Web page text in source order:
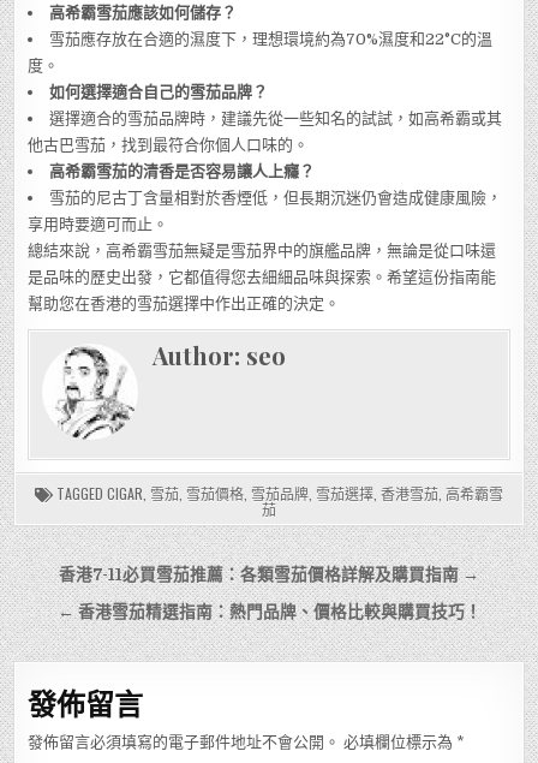
高希霸雪茄應該如何儲存？
雪茄應存放在合適的濕度下，理想環境約為70%濕度和22°C的溫
度。
如何選擇適合自己的雪茄品牌？
選擇適合的雪茄品牌時，建議先從一些知名的試試，如高希霸或其
他古巴雪茄，找到最符合你個人口味的。
高希霸雪茄的清香是否容易讓人上癮？
雪茄的尼古丁含量相對於香煙低，但長期沉迷仍會造成健康風險，
享用時要適可而止。
總結來說，高希霸雪茄無疑是雪茄界中的旗艦品牌，無論是從口味還
是品味的歷史出發，它都值得您去細細品味與探索。希望這份指南能
幫助您在香港的雪茄選擇中作出正確的決定。
Author: seo
TAGGED CIGAR, 雪茄, 雪茄價格, 雪茄品牌, 雪茄選擇, 香港雪茄, 高希霸雪
茄
文
章
導
覽
香港7-11必買雪茄推薦：各類雪茄價格詳解及購買指南 →
← 香港雪茄精選指南：熱門品牌、價格比較與購買技巧！
發佈留言
發佈留言必須填寫的電子郵件地址不會公開。 必填欄位標示為 *